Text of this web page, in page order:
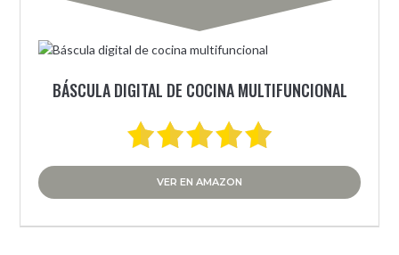
BÁSCULA DIGITAL DE COCINA MULTIFUNCIONAL
VER EN AMAZON